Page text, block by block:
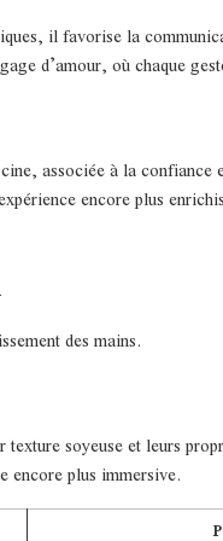
il favorise la
d’amour, où chaque
associée à la
encore plus
des mains.
soyeuse et leurs
encore plus immersive.